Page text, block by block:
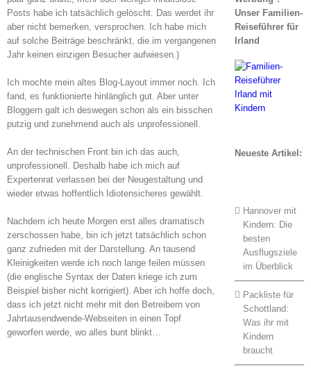
Posts habe ich tatsächlich gelöscht. Das werdet ihr
aber nicht bemerken, versprochen. Ich habe mich
auf solche Beiträge beschränkt, die im vergangenen
Jahr keinen einzigen Besucher aufwiesen.)
Ich mochte mein altes Blog-Layout immer noch. Ich
fand, es funktionierte hinlänglich gut. Aber unter
Bloggern galt ich deswegen schon als ein bisschen
putzig und zunehmend auch als unprofessionell.
An der technischen Front bin ich das auch,
unprofessionell. Deshalb habe ich mich auf
Expertenrat verlassen bei der Neugestaltung und
wieder etwas hoffentlich Idiotensicheres gewählt.
Nachdem ich heute Morgen erst alles dramatisch
zerschossen habe, bin ich jetzt tatsächlich schon
ganz zufrieden mit der Darstellung. An tausend
Kleinigkeiten werde ich noch lange feilen müssen
(die englische Syntax der Daten kriege ich zum
Beispiel bisher nicht korrigiert). Aber ich hoffe doch,
dass ich jetzt nicht mehr mit den Betreibern von
Jahrtausendwende-Webseiten in einen Topf
geworfen werde, wo alles bunt blinkt…
Unser Familien-
Reiseführer für
Irland
Neueste Artikel:
Hannover mit
Kindern: Die
besten
Ausflugsziele
im Überblick
Packliste für
Schottland:
Was ihr mit
Kindern
braucht